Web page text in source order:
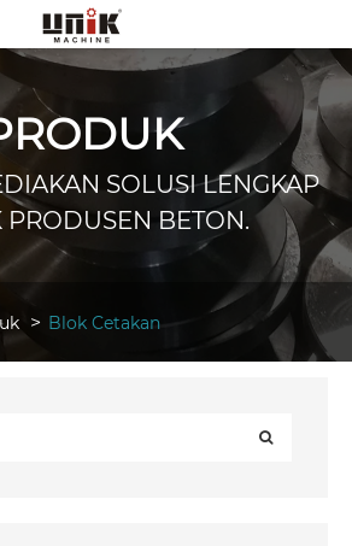
SOLUSI LENGKAP
PRODUSEN BETON.
Blok Cetakan